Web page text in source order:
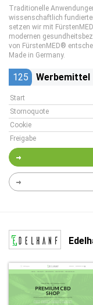
Traditionelle
wissenschaftlich
setzen wir mit
modernen
von FürstenMED®
Made in Germany.
125 Werbemittel
Start
Stornoquote
Cookie
Freigabe